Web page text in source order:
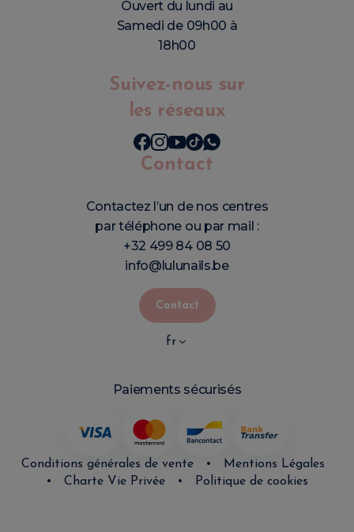
Ouvert du lundi au
Samedi de 09h00 à
18h00
Suivez-nous sur
les réseaux
Contact
Contactez l’un de nos centres
par téléphone ou par mail :
+32 499 84 08 50
info@lulunails.be
Contact
fr
Paiements sécurisés
Conditions générales de vente •
Mentions Légales
• Charte Vie Privée • Politique de cookies